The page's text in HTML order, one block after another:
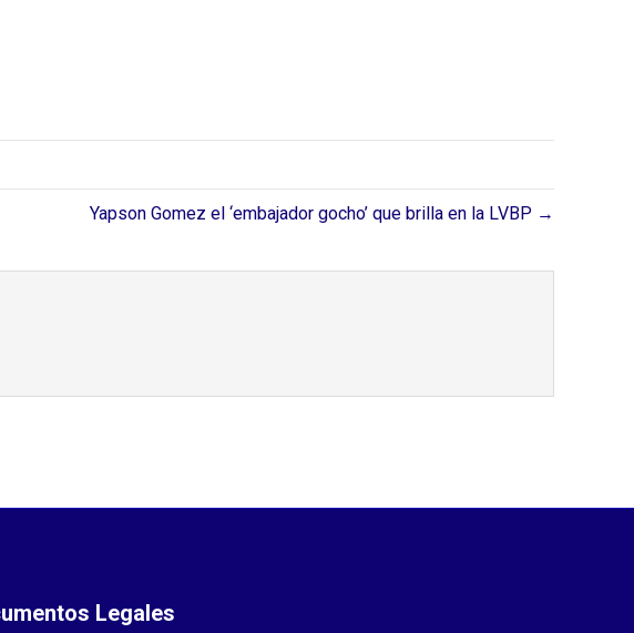
Yapson Gomez el ‘embajador gocho’ que brilla en la LVBP →
Legales